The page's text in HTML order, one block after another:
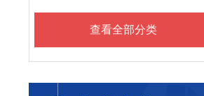
查看全部分类